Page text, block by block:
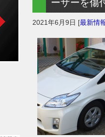
ーザーを傷
2021年6月9日 [最新情